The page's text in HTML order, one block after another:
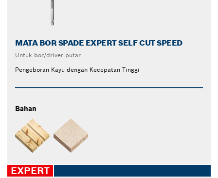
MATA BOR SPADE EXPERT SELF CUT SPEED
Untuk bor/driver putar
Pengeboran Kayu dengan Kecepatan Tinggi
Bahan
EXPERT